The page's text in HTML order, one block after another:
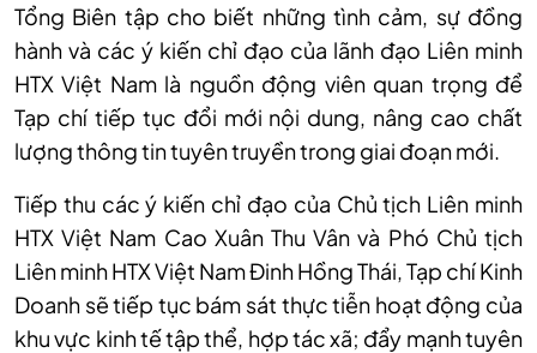
Tổng Biên tập cho biết những tình cảm, sự đồng
hành và các ý kiến chỉ đạo của lãnh đạo Liên minh
HTX Việt Nam là nguồn động viên quan trọng để
Tạp chí tiếp tục đổi mới nội dung, nâng cao chất
lượng thông tin tuyên truyền trong giai đoạn mới.
Tiếp thu các ý kiến chỉ đạo của Chủ tịch Liên minh
HTX Việt Nam Cao Xuân Thu Vân và Phó Chủ tịch
Liên minh HTX Việt Nam Đinh Hồng Thái, Tạp chí Kinh
Doanh sẽ tiếp tục bám sát thực tiễn hoạt động của
khu vực kinh tế tập thể, hợp tác xã; đẩy mạnh tuyên